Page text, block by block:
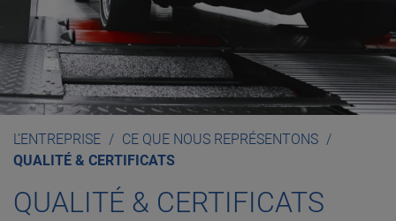
L’ENTREPRISE
CE QUE NOUS REPRÉSENTONS
QUALITÉ & CERTIFICATS
QUALITÉ & CERTIFICATS